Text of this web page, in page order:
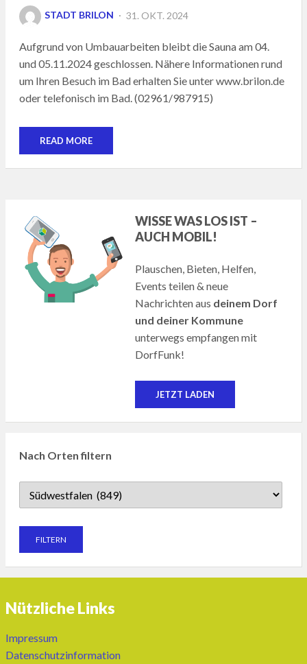
STADT BRILON
POSTED
31. OKT. 2024
Aufgrund von Umbauarbeiten bleibt die Sauna am 04.
und 05.11.2024 geschlossen. Nähere Informationen rund
um Ihren Besuch im Bad erhalten Sie unter www.brilon.de
oder telefonisch im Bad. (02961/987915)
READ MORE
WISSE WAS LOS IST –
AUCH MOBIL!
Plauschen, Bieten, Helfen,
Events teilen & neue
Nachrichten aus deinem Dorf
und deiner Kommune
unterwegs empfangen mit
DorfFunk!
JETZT LADEN
Nach Orten filtern
Nützliche Links
Impressum
Datenschutzinformation